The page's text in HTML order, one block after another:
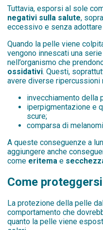
Tuttavia, esporsi al sole
negativi sulla salute,
eccessivo e senza
Quando la pelle viene
vengono innescati una
nell’organismo che
ossidativi. Questi,
avere diverse ripercussioni
invecchiamento della
iperpigmentazione e
scure;
comparsa di
A queste conseguenze a
aggiungere anche
come eritema e
Come
La protezione della pelle
comportamento che
quanto la pelle viene